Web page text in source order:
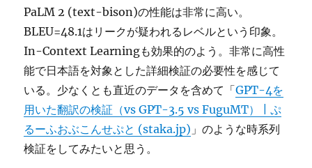
PaLM 2 (text-bison)の性能は非常に高い。
BLEU=48.1はリークが疑われるレベルという印象。
In-Context Learningも効果的のよう。非常に高性
能で日本語を対象とした詳細検証の必要性を感じて
いる。少なくとも直近のデータを含めて「GPT-4を
用いた翻訳の検証（vs GPT-3.5 vs FuguMT） | ぷ
るーふおぶこんせぷと (staka.jp) 」のような時系列
検証をしてみたいと思う。